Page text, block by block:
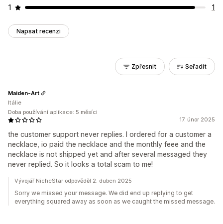
1
1
Napsat recenzi
Zpřesnit Seřadit
17. únor 2025
the customer support never replies. I ordered for a customer a
necklace, io paid the necklace and the monthly feee and the
necklace is not shipped yet and after several messaged they
never replied. So it looks a total scam to me!
Maiden-Art
Itálie
Doba používání aplikace: 5 měsíci
Vývojář NicheStar odpověděl 2. duben 2025
Sorry we missed your message. We did end up replying to get
everything squared away as soon as we caught the missed message.